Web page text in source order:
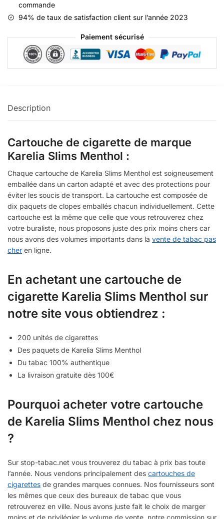
commande
94% de taux de satisfaction client sur l’année 2023
Paiement sécurisé
Description
Cartouche de cigarette de marque
Karelia Slims Menthol :
Chaque cartouche de Karelia Slims Menthol est soigneusement
emballée dans un carton adapté et avec des protections pour
éviter les soucis de transport. La cartouche est composée de
dix paquets de clopes emballés chacun individuellement. Cette
cartouche est la même que celle que vous retrouverez chez
votre buraliste, nous proposons juste des prix moins chers car
nous avons des volumes importants dans la vente de tabac pas
cher en ligne.
En achetant une cartouche de
cigarette Karelia Slims Menthol sur
notre site vous obtiendrez :
200 unités de cigarettes
Des paquets de Karelia Slims Menthol
Du tabac 100% authentique
La livraison gratuite dès 100€
Pourquoi acheter votre cartouche
de Karelia Slims Menthol chez nous
?
Sur stop-tabac.net vous trouverez du tabac à prix bas toute
l’année. Nous vendons principalement des cartouches de
cigarettes de grandes marques connues. Nos fournisseurs sont
les mêmes que ceux des bureaux de tabac que vous
retrouverez en ville. Nous avons juste fait le choix de marger